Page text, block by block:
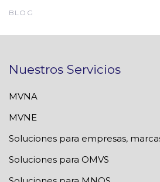
BLOG
Nuestros Servicios
MVNA
MVNE
Soluciones para empresas,
Soluciones para OMVS